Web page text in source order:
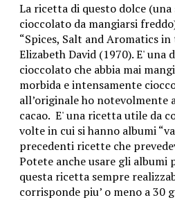
La ricetta di questo dolce (una
cioccolato da mangiarsi
“Spices, Salt and Aromatics
Elizabeth David (1970). E'
cioccolato che abbia mai
morbida e intensamente
all’originale ho
cacao. E' una ricetta utile da
volte in cui si hanno albumi
precedenti ricette che
Potete anche usare gli albumi
questa ricetta sempre
corrisponde piu’ o meno a 30